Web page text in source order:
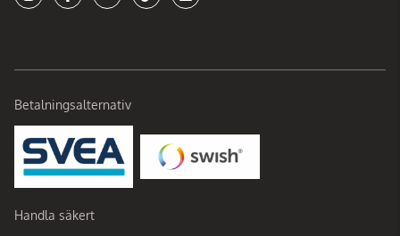
Betalningsalternativ
Handla säkert